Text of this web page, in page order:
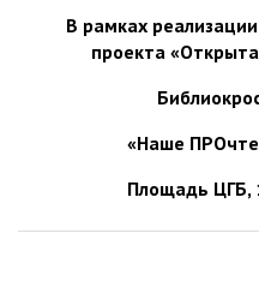
В рамках реализации
проекта
«Наше
Площадь ЦГБ,